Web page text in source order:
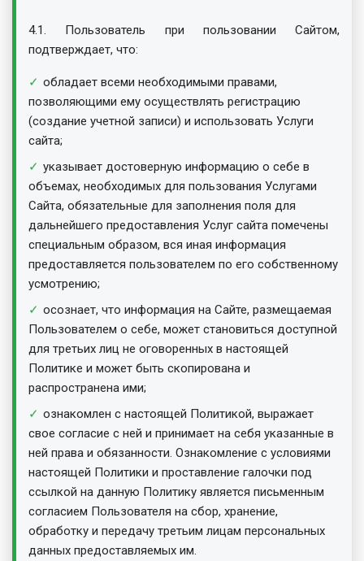
4.1. Пользователь при пользовании Сайтом,
подтверждает, что:
обладает всеми необходимыми правами,
позволяющими ему осуществлять регистрацию
(создание учетной записи) и использовать Услуги
сайта;
указывает достоверную информацию о себе в
объемах, необходимых для пользования Услугами
Сайта, обязательные для заполнения поля для
дальнейшего предоставления Услуг сайта помечены
специальным образом, вся иная информация
предоставляется пользователем по его собственному
усмотрению;
осознает, что информация на Сайте, размещаемая
Пользователем о себе, может становиться доступной
для третьих лиц не оговоренных в настоящей
Политике и может быть скопирована и
распространена ими;
ознакомлен с настоящей Политикой, выражает
свое согласие с ней и принимает на себя указанные в
ней права и обязанности. Ознакомление с условиями
настоящей Политики и проставление галочки под
ссылкой на данную Политику является письменным
согласием Пользователя на сбор, хранение,
обработку и передачу третьим лицам персональных
данных предоставляемых им.